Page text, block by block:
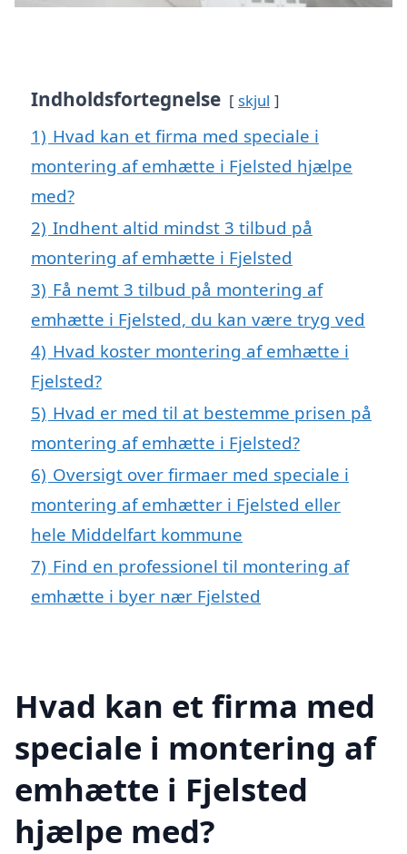
Indholdsfortegnelse skjul
1) Hvad kan et firma med speciale i
montering af emhætte i Fjelsted hjælpe
med?
2) Indhent altid mindst 3 tilbud på
montering af emhætte i Fjelsted
3) Få nemt 3 tilbud på montering af
emhætte i Fjelsted, du kan være tryg ved
4) Hvad koster montering af emhætte i
Fjelsted?
5) Hvad er med til at bestemme prisen på
montering af emhætte i Fjelsted?
6) Oversigt over firmaer med speciale i
montering af emhætter i Fjelsted eller
hele Middelfart kommune
7) Find en professionel til montering af
emhætte i byer nær Fjelsted
Hvad kan et firma med
speciale i montering af
emhætte i Fjelsted
hjælpe med?